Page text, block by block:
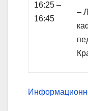
16:25 –
16:45
–